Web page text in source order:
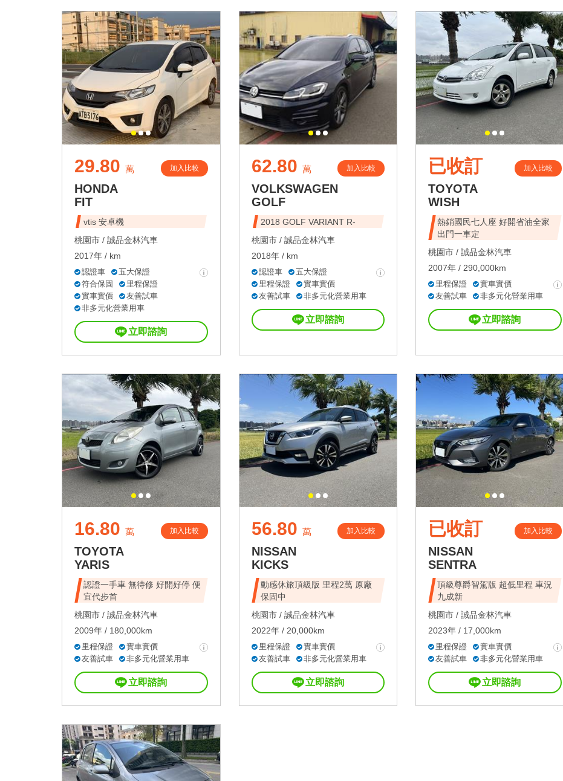
29.80 萬 加入比較
HONDA
FIT
vtis 安卓機
桃園市 / 誠品金林汽車
2017年 / km
認證車
五大保證
符合保固
里程保證
實車實價
友善試車
非多元化營業用車
立即諮詢
62.80 萬 加入比較
VOLKSWAGEN
GOLF
2018 GOLF VARIANT R-
桃園市 / 誠品金林汽車
2018年 / km
認證車
五大保證
里程保證
實車實價
友善試車
非多元化營業用車
立即諮詢
已收訂 加入比較
TOYOTA
WISH
熱銷國民七人座 好開省油全家
出門一車定
桃園市 / 誠品金林汽車
2007年 / 290,000km
里程保證
實車實價
友善試車
非多元化營業用車
立即諮詢
16.80 萬 加入比較
TOYOTA
YARIS
認證一手車 無待修 好開好停 便
宜代步首
桃園市 / 誠品金林汽車
2009年 / 180,000km
里程保證
實車實價
友善試車
非多元化營業用車
立即諮詢
56.80 萬 加入比較
NISSAN
KICKS
動感休旅頂級版 里程2萬 原廠
保固中
桃園市 / 誠品金林汽車
2022年 / 20,000km
里程保證
實車實價
友善試車
非多元化營業用車
立即諮詢
已收訂 加入比較
NISSAN
SENTRA
頂級尊爵智駕版 超低里程 車況
九成新
桃園市 / 誠品金林汽車
2023年 / 17,000km
里程保證
實車實價
友善試車
非多元化營業用車
立即諮詢